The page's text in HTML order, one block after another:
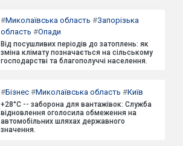
#Миколаївська область #Запорізька
область #Опади
Від посушливих періодів до затоплень: як
зміна клімату позначається на сільському
господарстві та благополуччі населення.
#Бізнес #Миколаївська область #Київ
+28°C -- заборона для вантажівок: Служба
відновлення оголосила обмеження на
автомобільних шляхах державного
значення.